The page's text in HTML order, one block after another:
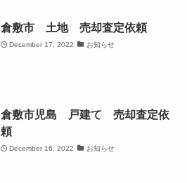
倉敷市 土地 売却査定依頼
December 17, 2022 お知らせ
倉敷市児島 戸建て 売却査定依
頼
December 16, 2022 お知らせ